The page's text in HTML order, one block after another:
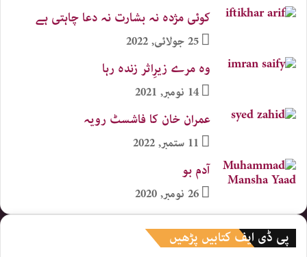
کوئی مژدہ نہ بشارت نہ دعا چاہتی ہے
25 جولائی, 2022
وہ مرے زیرِاثر زندہ رہا
14 نومبر, 2021
عمران خان کا فاشسٹ رویہ
11 ستمبر, 2022
آدم بو
26 نومبر, 2020
پی ڈی ایف کتابیں پڑھیں